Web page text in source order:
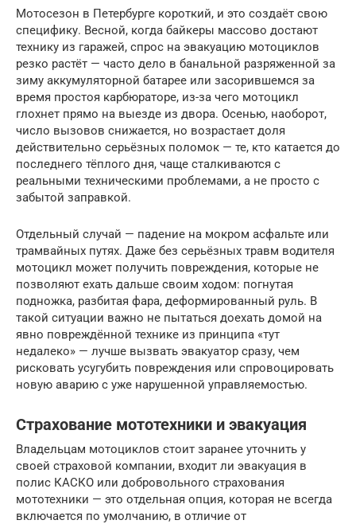
Мотосезон в Петербурге короткий, и это создаёт свою
специфику. Весной, когда байкеры массово достают
технику из гаражей, спрос на эвакуацию мотоциклов
резко растёт — часто дело в банальной разряженной за
зиму аккумуляторной батарее или засорившемся за
время простоя карбюраторе, из-за чего мотоцикл
глохнет прямо на выезде из двора. Осенью, наоборот,
число вызовов снижается, но возрастает доля
действительно серьёзных поломок — те, кто катается до
последнего тёплого дня, чаще сталкиваются с
реальными техническими проблемами, а не просто с
забытой заправкой.
Отдельный случай — падение на мокром асфальте или
трамвайных путях. Даже без серьёзных травм водителя
мотоцикл может получить повреждения, которые не
позволяют ехать дальше своим ходом: погнутая
подножка, разбитая фара, деформированный руль. В
такой ситуации важно не пытаться доехать домой на
явно повреждённой технике из принципа «тут
недалеко» — лучше вызвать эвакуатор сразу, чем
рисковать усугубить повреждения или спровоцировать
новую аварию с уже нарушенной управляемостью.
Страхование мототехники и эвакуация
Владельцам мотоциклов стоит заранее уточнить у
своей страховой компании, входит ли эвакуация в
полис КАСКО или добровольного страхования
мототехники — это отдельная опция, которая не всегда
включается по умолчанию, в отличие от